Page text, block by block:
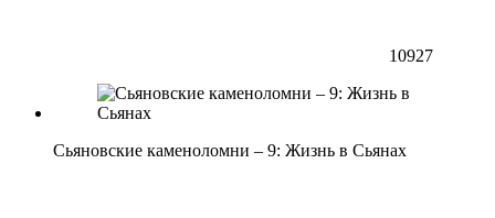
10927
Сьяновские каменоломни – 9: Жизнь в Сьянах